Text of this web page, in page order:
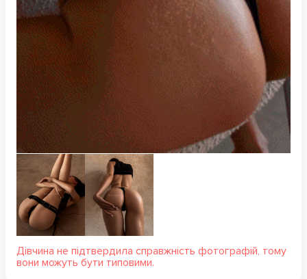
Дівчина не підтвердила справжність фотографій, тому
вони можуть бути типовими.